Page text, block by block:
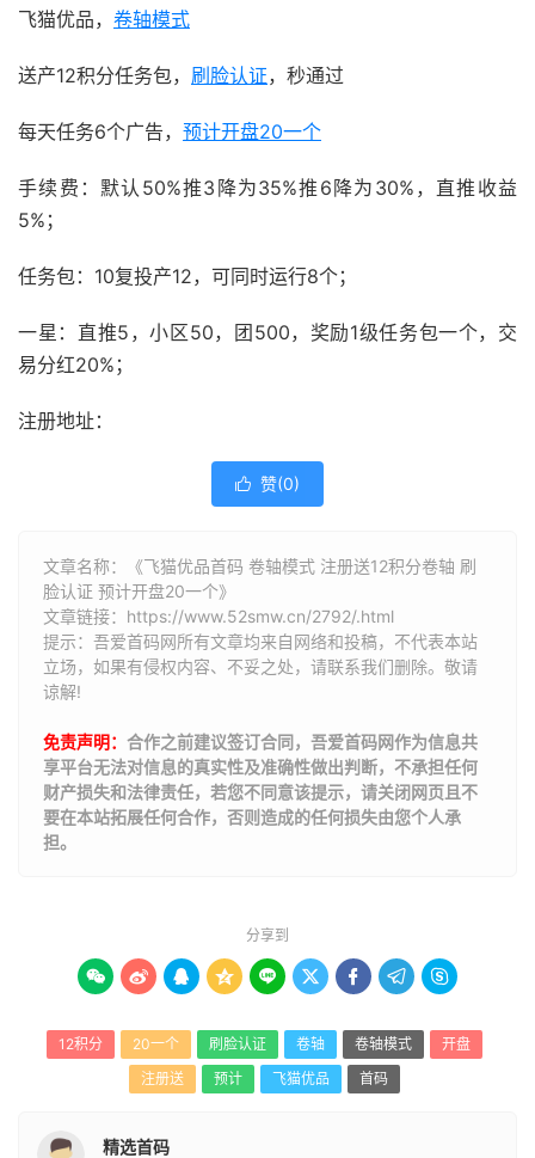
飞猫优品， 卷轴模式
送产12积分任务包， 刷脸认证，秒通过
每天任务6个广告， 预计开盘20一个
手续费：默认50%推3降为35%推6降为30%，直推收益
5%；
任务包：10复投产12，可同时运行8个；
一星：直推5，小区50，团500，奖励1级任务包一个，交
易分红20%；
注册地址：
 赞(0)
文章名称：《飞猫优品首码 卷轴模式 注册送12积分卷轴 刷
脸认证 预计开盘20一个》
文章链接： https://www.52smw.cn/2792/.html
提示：吾爱首码网所有文章均来自网络和投稿，不代表本站
立场，如果有侵权内容、不妥之处，请联系我们删除。敬请
谅解!
免责声明： 合作之前建议签订合同，吾爱首码网作为信息共
享平台无法对信息的真实性及准确性做出判断，不承担任何
财产损失和法律责任，若您不同意该提示，请关闭网页且不
要在本站拓展任何合作，否则造成的任何损失由您个人承
担。
分享到
        
12积分 20一个 刷脸认证 卷轴 卷轴模式
开盘
注册送
预计 飞猫优品 首码
精选首码